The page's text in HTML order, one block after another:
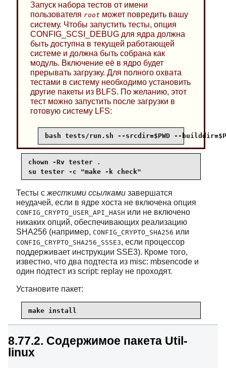
Запуск набора тестов от имени
пользователя root может повредить вашу
систему. Чтобы запустить тесты, опция
CONFIG_SCSI_DEBUG для ядра должна
быть доступна в текущей работающей
системе и должна быть собрана как
модуль. Включение её в ядро будет
прерывать загрузку. Для полного охвата
тестами в систему необходимо установить
другие пакеты из BLFS. По желанию, этот
тест можно запустить после загрузки в
готовую систему LFS:
bash tests/run.sh --srcdir=$PWD --
chown -Rv tester .
su tester -c "make -k check"
Тесты с жесткими ссылками завершатся
неудачей, если в ядре хоста не включена опция
CONFIG_CRYPTO_USER_API_HASH или не включено
никаких опций, обеспечивающих реализацию
SHA256 (например, CONFIG_CRYPTO_SHA256 или
CONFIG_CRYPTO_SHA256_SSSE3, если процессор
поддерживает инструкции SSE3). Кроме того,
известно, что два подтеста из misc: mbsencode и
один подтест из script: replay не проходят.
Установите пакет:
make install
8.77.2. Содержимое пакета Util-
linux